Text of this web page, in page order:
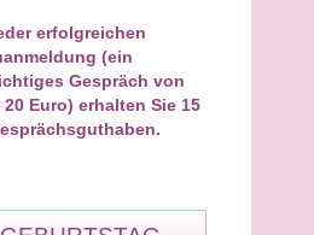
aufgehoben. Das war definitiv
der Anfang!
erfolgreichen
(ein
Gespräch von
Euro) erhalten Sie 15